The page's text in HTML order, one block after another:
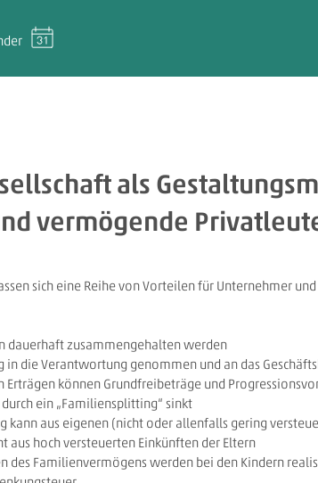
als
vermögende
sich eine Reihe von Vorteilen für Unternehmer
dauerhaft zusammengehalten werden
in die Verantwortung genommen und an das
Erträgen können Grundfreibeträge und
ein „Familiensplitting“ sinkt
kann aus eigenen (nicht oder allenfalls gering
aus hoch versteuerten Einkünften der Eltern
des Familienvermögens werden bei den Kindern